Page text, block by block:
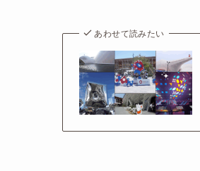
あわせて読みたい